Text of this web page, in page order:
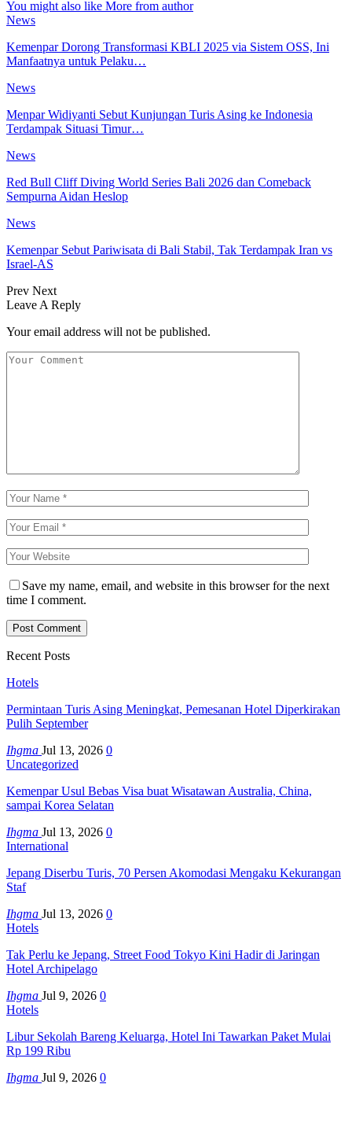
You might also like More from author
News
Kemenpar Dorong Transformasi KBLI 2025 via Sistem OSS, Ini
Manfaatnya untuk Pelaku…
News
Menpar Widiyanti Sebut Kunjungan Turis Asing ke Indonesia
Terdampak Situasi Timur…
News
Red Bull Cliff Diving World Series Bali 2026 dan Comeback
Sempurna Aidan Heslop
News
Kemenpar Sebut Pariwisata di Bali Stabil, Tak Terdampak Iran vs
Israel-AS
Prev Next
Leave A Reply
Your email address will not be published.
Save my name, email, and website in this browser for the next
time I comment.
Recent Posts
Hotels
Permintaan Turis Asing Meningkat, Pemesanan Hotel Diperkirakan
Pulih September
Ihgma Jul 13, 2026 0
Uncategorized
Kemenpar Usul Bebas Visa buat Wisatawan Australia, China,
sampai Korea Selatan
Ihgma Jul 13, 2026 0
International
Jepang Diserbu Turis, 70 Persen Akomodasi Mengaku Kekurangan
Staf
Ihgma Jul 13, 2026 0
Hotels
Tak Perlu ke Jepang, Street Food Tokyo Kini Hadir di Jaringan
Hotel Archipelago
Ihgma Jul 9, 2026 0
Hotels
Libur Sekolah Bareng Keluarga, Hotel Ini Tawarkan Paket Mulai
Rp 199 Ribu
Ihgma Jul 9, 2026 0